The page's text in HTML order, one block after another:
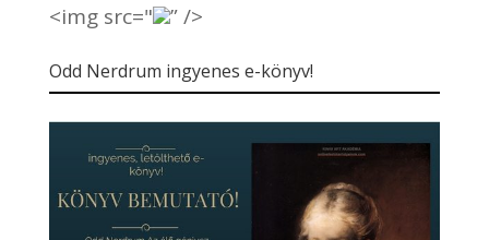
<img src=" ” />
Odd Nerdrum ingyenes e-könyv!